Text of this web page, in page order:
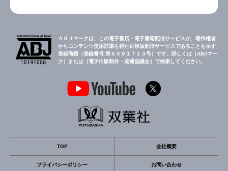
ＡＢＪマークは、この電子書店・電子書籍配信サービスが、著作権者
からコンテンツ使用許諾を得た正規版配信サービスであることを示す
登録商標（登録番号 第６０９１７１３号）です。詳しくは［ABJマー
ク］または［電子出版制作・流通協議会］で検索してください。
TOP 会社概要
プライバシーポリシー お問い合わせ